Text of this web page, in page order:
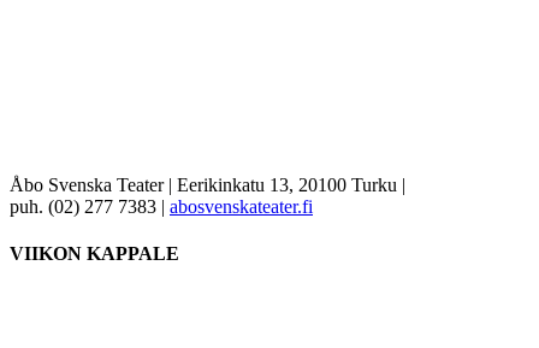
Åbo Svenska Teater | Eerikinkatu 13, 20100 Turku |
puh. (02) 277 7383 | abosvenskateater.fi
VIIKON KAPPALE